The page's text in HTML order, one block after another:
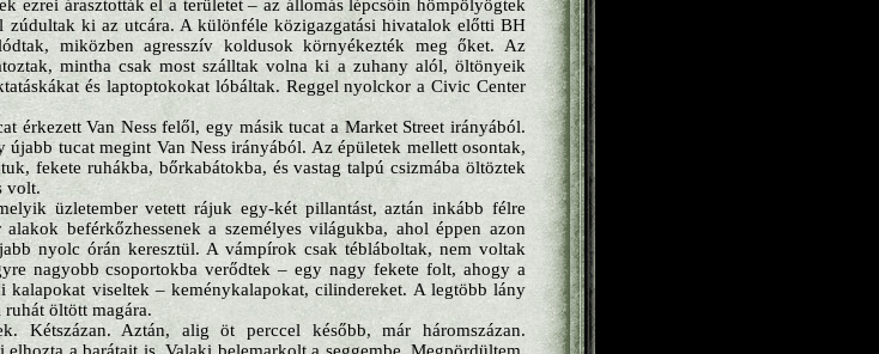
ezrei árasztották el a területet – az állomás lépcsőin hömpölyögtek
ki az utcára. A különféle közigazgatási hivatalok előtti BH
miközben agresszív koldusok környékezték meg őket. Az
mintha csak most szálltak volna ki a zuhany alól, öltönyeik
és laptoptokokat lóbáltak. Reggel nyolckor a Civic Center
érkezett Van Ness felől, egy másik tucat a Market Street irányából.
tucat megint Van Ness irányából. Az épületek mellett osontak,
fekete ruhákba, bőrkabátokba, és vastag talpú csizmába öltöztek
volt.
üzletember vetett rájuk egy-két pillantást, aztán inkább félre
beférkőzhessenek a személyes világukba, ahol éppen azon
nyolc órán keresztül. A vámpírok csak tébláboltak, nem voltak
nagyobb csoportokba verődtek – egy nagy fekete folt, ahogy a
viseltek – keménykalapokat, cilindereket. A legtöbb lány
öltött magára.
Kétszázan. Aztán, alig öt perccel később, már háromszázan.